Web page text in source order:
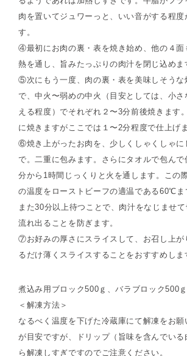
肉を置いてジュワーっと、いい音がする程度
す。
④最初にお肉の裏・表を焼き始め、他の４面
熱を通し、旨みたっぷりの肉汁を閉じ込めま
⑤次にもう一度、肉の裏・表を美味しそうな
で、中火〜弱めの中火（目安としては、小さ
える程度）でそれぞれ２〜3分前後焼きます
に焼きますがここでは１〜2分程度で仕上げま
⑥焼き上がったお肉を、少しくしゃくしゃに
で。二重に包みます。さらにタオルで包ん
分から1時間じっくりと火を通します。この
の温度をローストビーフの適温である60℃ま
また30分以上待つことで、肉汁をなじませ
流れ出ることを防ぎます。
⑦お好みの厚さにスライスして、お召し上が
るだけ薄くスライスすることをおすすめしま
煮込み用ブロック500ｇ、バラブロック500ｇ
＜解凍方法＞
なるべく温度を下げた冷蔵庫にて解凍をお願
が目安ですが、ドリップ（旨味を含んでいる
ら解凍しすぎですのでご注意ください。